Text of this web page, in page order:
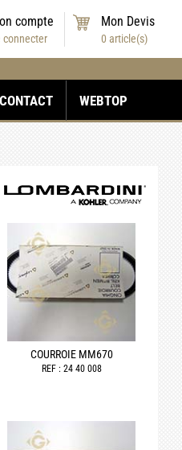
compte
connecter
Mon Devis
0 article(s)
CONTACT WEBTOP
COURROIE MM670
REF : 24 40 008